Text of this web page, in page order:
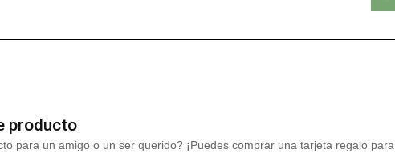
producto
para un amigo o un ser querido? ¡Puedes comprar una tarjeta regalo para